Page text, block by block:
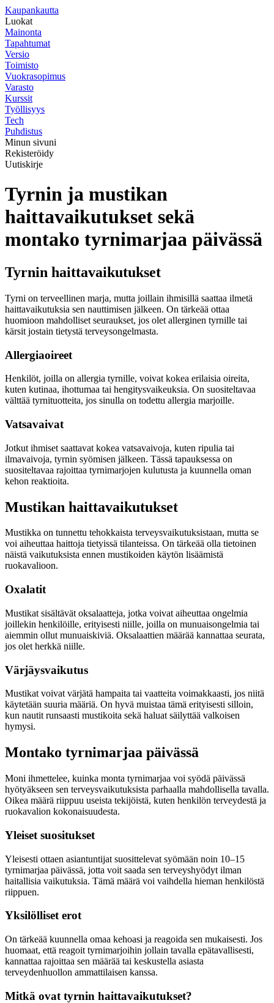
Kaupankautta
Luokat
Mainonta
Tapahtumat
Versio
Toimisto
Vuokrasopimus
Varasto
Kurssit
Työllisyys
Tech
Puhdistus
Minun sivuni
Rekisteröidy
Uutiskirje
Tyrnin ja mustikan
haittavaikutukset sekä
montako tyrnimarjaa päivässä
Tyrnin haittavaikutukset
Tyrni on terveellinen marja, mutta joillain ihmisillä saattaa ilmetä
haittavaikutuksia sen nauttimisen jälkeen. On tärkeää ottaa
huomioon mahdolliset seuraukset, jos olet allerginen tyrnille tai
kärsit jostain tietystä terveysongelmasta.
Allergiaoireet
Henkilöt, joilla on allergia tyrnille, voivat kokea erilaisia oireita,
kuten kutinaa, ihottumaa tai hengitysvaikeuksia. On suositeltavaa
välttää tyrnituotteita, jos sinulla on todettu allergia marjoille.
Vatsavaivat
Jotkut ihmiset saattavat kokea vatsavaivoja, kuten ripulia tai
ilmavaivoja, tyrnin syömisen jälkeen. Tässä tapauksessa on
suositeltavaa rajoittaa tyrnimarjojen kulutusta ja kuunnella oman
kehon reaktioita.
Mustikan haittavaikutukset
Mustikka on tunnettu tehokkaista terveysvaikutuksistaan, mutta se
voi aiheuttaa haittoja tietyissä tilanteissa. On tärkeää olla tietoinen
näistä vaikutuksista ennen mustikoiden käytön lisäämistä
ruokavalioon.
Oxalatit
Mustikat sisältävät oksalaatteja, jotka voivat aiheuttaa ongelmia
joillekin henkilöille, erityisesti niille, joilla on munuaisongelmia tai
aiemmin ollut munuaiskiviä. Oksalaattien määrää kannattaa seurata,
jos olet herkkä niille.
Värjäysvaikutus
Mustikat voivat värjätä hampaita tai vaatteita voimakkaasti, jos niitä
käytetään suuria määriä. On hyvä muistaa tämä erityisesti silloin,
kun nautit runsaasti mustikoita sekä haluat säilyttää valkoisen
hymysi.
Montako tyrnimarjaa päivässä
Moni ihmettelee, kuinka monta tyrnimarjaa voi syödä päivässä
hyötyäkseen sen terveysvaikutuksista parhaalla mahdollisella tavalla.
Oikea määrä riippuu useista tekijöistä, kuten henkilön terveydestä ja
ruokavalion kokonaisuudesta.
Yleiset suositukset
Yleisesti ottaen asiantuntijat suosittelevat syömään noin 10–15
tyrnimarjaa päivässä, jotta voit saada sen terveyshyödyt ilman
haitallisia vaikutuksia. Tämä määrä voi vaihdella hieman henkilöstä
riippuen.
Yksilölliset erot
On tärkeää kuunnella omaa kehoasi ja reagoida sen mukaisesti. Jos
huomaat, että reagoit tyrnimarjoihin jollain tavalla epätavallisesti,
kannattaa rajoittaa sen määrää tai keskustella asiasta
terveydenhuollon ammattilaisen kanssa.
Mitkä ovat tyrnin haittavaikutukset?